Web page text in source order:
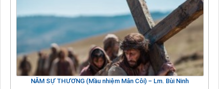
NĂM SỰ THƯƠNG (Mầu nhiệm Mân Côi) – Lm. Bùi Ninh